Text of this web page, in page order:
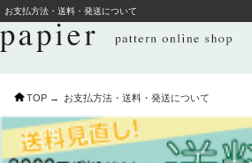
お支払方法・送料・発送について
TOP → お支払方法・送料・発送について